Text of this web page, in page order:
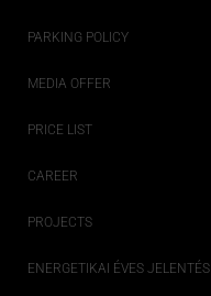
PARKING POLICY
MEDIA OFFER
PRICE LIST
CAREER
PROJECTS
ENERGETIKAI ÉVES JELENTÉS